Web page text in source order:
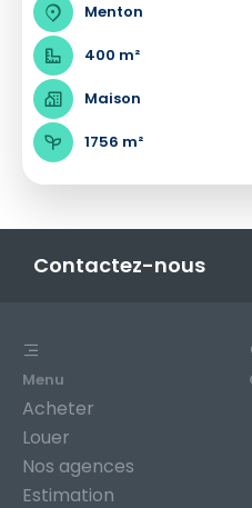
Menton
400 m²
Maison
1756 m²
Contactez-nous
Menu
Acheter
Louer
Nos agences
Estimation